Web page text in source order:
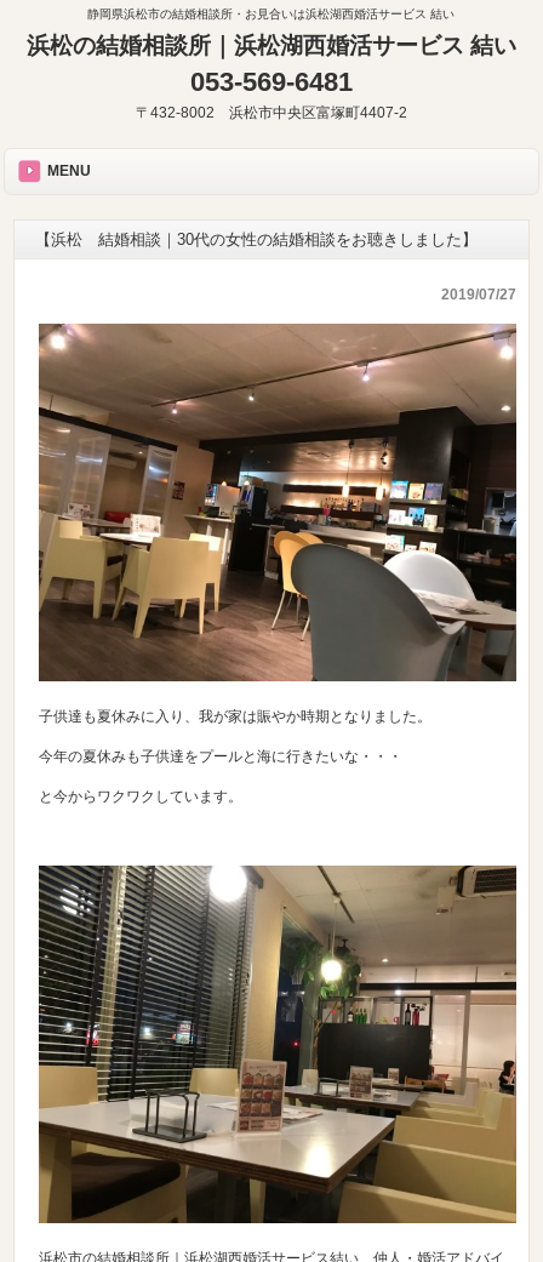
静岡県浜松市の結婚相談所・お見合いは浜松湖西婚活サービス 結い
浜松の結婚相談所｜浜松湖西婚活サービス 結い
053-569-6481
〒432-8002 浜松市中央区富塚町4407-2
MENU
【浜松 結婚相談｜30代の女性の結婚相談をお聴きしました】
2019/07/27
子供達も夏休みに入り、我が家は賑やか時期となりました。
今年の夏休みも子供達をプールと海に行きたいな・・・
と今からワクワクしています。
浜松市の結婚相談所｜浜松湖西婚活サービス結い 仲人・婚活アドバイ